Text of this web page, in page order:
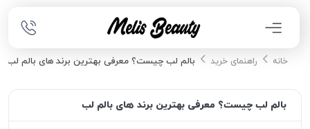
خانه راهنمای خرید بالم لب چیست؟ معرفی بهترین برند های بالم لب
بالم لب چیست؟ معرفی بهترین برند های بالم لب